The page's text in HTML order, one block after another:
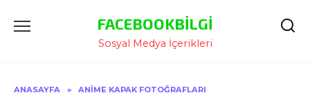
Atla
FACEBOOKBILGI
Sosyal Medya İçerikleri
ANASAYFA » ANIME KAPAK FOTOĞRAFLARI